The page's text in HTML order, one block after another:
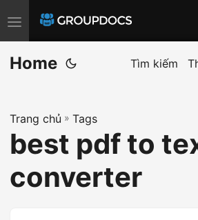
T
o
g
e
n
a
v
Home Tìm kiếm
Trang chủ » Tags
best pdf to
converter